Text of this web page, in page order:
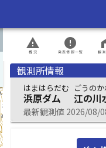
概況
report_problem
発表情報一覧
error
観
観測所情報
はまはらだむ
浜原ダム
ごうの
江の川
最新観測値 2026/08/